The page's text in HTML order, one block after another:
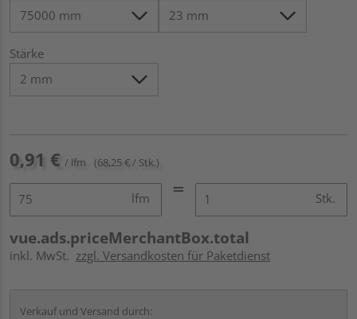
Stärke
0,91 € / lfm (68,25 € / Stk.)
lfm Stk.
vue.ads.priceMerchantBox.total
inkl. MwSt. zzgl. Versandkosten für Paketdienst
Verkauf und Versand durch: